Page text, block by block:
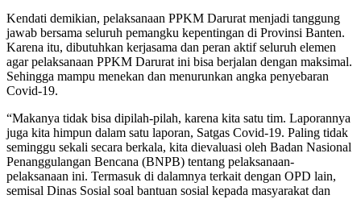
Kendati demikian, pelaksanaan PPKM Darurat menjadi tanggung
jawab bersama seluruh pemangku kepentingan di Provinsi Banten.
Karena itu, dibutuhkan kerjasama dan peran aktif seluruh elemen
agar pelaksanaan PPKM Darurat ini bisa berjalan dengan maksimal.
Sehingga mampu menekan dan menurunkan angka penyebaran
Covid-19.
“Makanya tidak bisa dipilah-pilah, karena kita satu tim. Laporannya
juga kita himpun dalam satu laporan, Satgas Covid-19. Paling tidak
seminggu sekali secara berkala, kita dievaluasi oleh Badan Nasional
Penanggulangan Bencana (BNPB) tentang pelaksanaan-
pelaksanaan ini. Termasuk di dalamnya terkait dengan OPD lain,
semisal Dinas Sosial soal bantuan sosial kepada masyarakat dan